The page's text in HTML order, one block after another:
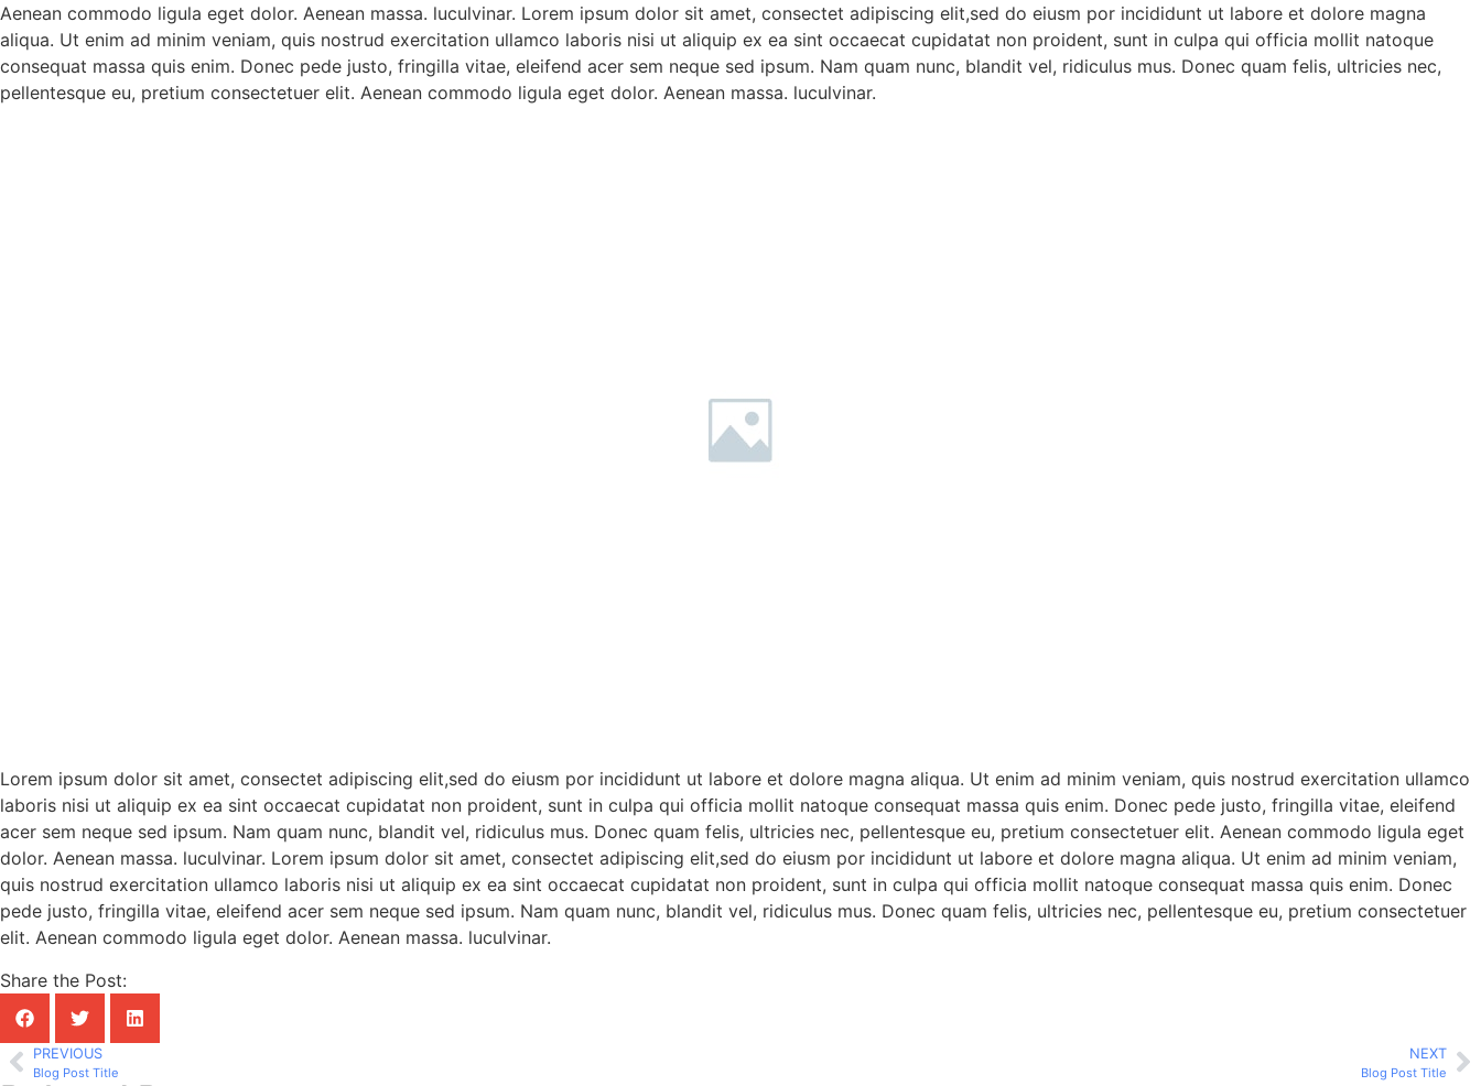
Aenean commodo ligula eget dolor. Aenean massa. luculvinar. Lorem ipsum dolor sit amet, consectet adipiscing elit,sed do eiusm por incididunt ut labore et dolore magna
aliqua. Ut enim ad minim veniam, quis nostrud exercitation ullamco laboris nisi ut aliquip ex ea sint occaecat cupidatat non proident, sunt in culpa qui officia mollit natoque
consequat massa quis enim. Donec pede justo, fringilla vitae, eleifend acer sem neque sed ipsum. Nam quam nunc, blandit vel, ridiculus mus. Donec quam felis, ultricies nec,
pellentesque eu, pretium consectetuer elit. Aenean commodo ligula eget dolor. Aenean massa. luculvinar.
Lorem ipsum dolor sit amet, consectet adipiscing elit,sed do eiusm por incididunt ut labore et dolore magna aliqua. Ut enim ad minim veniam, quis nostrud exercitation ullamco
laboris nisi ut aliquip ex ea sint occaecat cupidatat non proident, sunt in culpa qui officia mollit natoque consequat massa quis enim. Donec pede justo, fringilla vitae, eleifend
acer sem neque sed ipsum. Nam quam nunc, blandit vel, ridiculus mus. Donec quam felis, ultricies nec, pellentesque eu, pretium consectetuer elit. Aenean commodo ligula eget
dolor. Aenean massa. luculvinar. Lorem ipsum dolor sit amet, consectet adipiscing elit,sed do eiusm por incididunt ut labore et dolore magna aliqua. Ut enim ad minim veniam,
quis nostrud exercitation ullamco laboris nisi ut aliquip ex ea sint occaecat cupidatat non proident, sunt in culpa qui officia mollit natoque consequat massa quis enim. Donec
pede justo, fringilla vitae, eleifend acer sem neque sed ipsum. Nam quam nunc, blandit vel, ridiculus mus. Donec quam felis, ultricies nec, pellentesque eu, pretium consectetuer
elit. Aenean commodo ligula eget dolor. Aenean massa. luculvinar.
Share the Post:
PREVIOUS
Blog Post Title
NEXT
Blog Post Title